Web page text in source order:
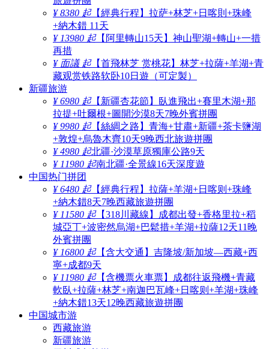
¥ 8380 起【經典行程】拉萨+林芝+日喀則+珠峰
+納木錯 11天
¥ 13980 起【阿里轉山15天】神山聖湖+轉山+一措
再措
¥ 面議 起【首飛林芝 赏桃花】林芝+拉薩+羊湖+青
藏观赏铁路软卧10日遊（可定製）
新疆旅游
¥ 6980 起【新疆杏花節】臥進飛出+賽里木湖+那
拉提+吐爾根+圖開沙漠8天7晚外賓拼團
¥ 9980 起【絲綢之路】青海+甘肅+新疆+茶卡鹽湖
+敦煌+烏魯木齊10天9晚西北旅遊拼團
¥ 4980 起北疆·沙漠草原獨庫公路9天
¥ 11980 起南北疆·全景線16天深度遊
中国热门拼团
¥ 6480 起【經典行程】拉薩+羊湖+日喀则+珠峰
+納木錯8天7晚西藏旅遊拼團
¥ 11580 起【318川藏線】成都出發+香格里拉+稻
城亞丁+波密然烏湖+巴鬆措+羊湖+拉薩12天11晚
外賓拼團
¥ 16800 起【含大交通】吉隆坡/新加坡—西藏+西
寧+成都9天
¥ 11980 起【含機票火車票】成都往返飛機+青藏
軟臥+拉薩+林芝+南迦巴瓦峰+日喀则+羊湖+珠峰
+納木錯13天12晚西藏旅遊拼團
中国城市游
西藏旅游
新疆旅游